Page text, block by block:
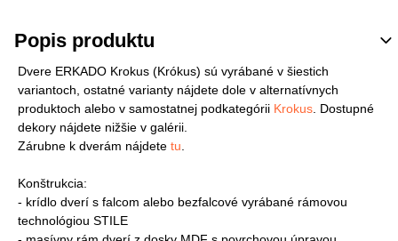
Popis produktu
Dvere ERKADO Krokus (Krókus) sú vyrábané v šiestich
variantoch, ostatné varianty nájdete dole v alternatívnych
produktoch alebo v samostatnej podkategórii Krokus . Dostupné
dekory nájdete nižšie v galérii.
Zárubne k dverám nájdete tu
Konštrukcia:
- krídlo dverí s falcom alebo bezfalcové vyrábané rámovou
technológiou STILE